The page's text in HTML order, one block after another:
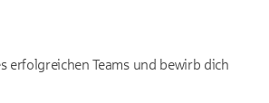
erfolgreichen Teams und bewirb dich